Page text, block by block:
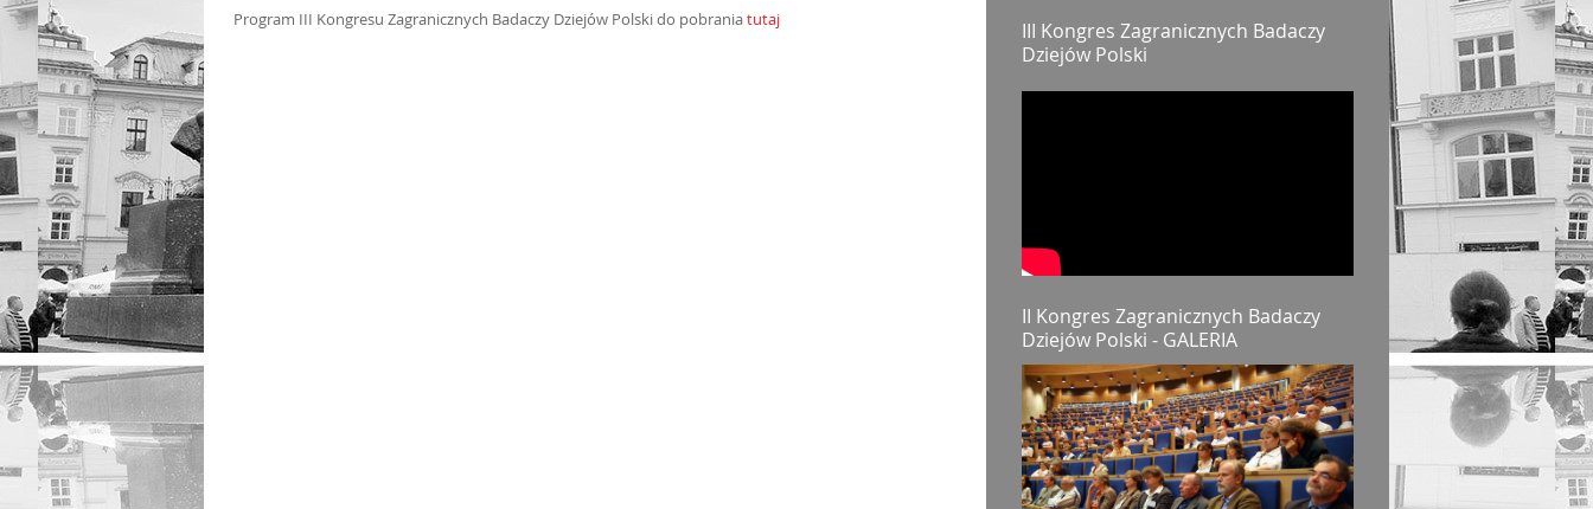
Program III Kongresu Zagranicznych Badaczy Dziejów Polski do pobraniatutaj
III Kongres Zagranicznych Badaczy
Dziejów Polski
II Kongres Zagranicznych Badaczy
Dziejów Polski - GALERIA